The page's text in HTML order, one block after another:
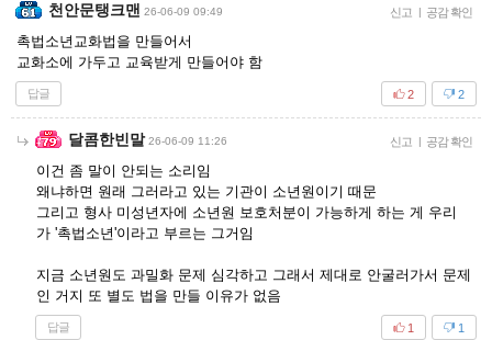
천안문탱크맨 26-06-09 09:49 신고 | 공감 확인
촉법소년교화법을 만들어서
교화소에 가두고 교육받게 만들어야 함
답글 2
2
달콤한빈말 26-06-09 11:26 신고 | 공감 확인
이건 좀 말이 안되는 소리임
왜냐하면 원래 그러라고 있는 기관이 소년원이기 때문
그리고 형사 미성년자에 소년원 보호처분이 가능하게 하는 게 우리
가 '촉법소년'이라고 부르는 그거임
지금 소년원도 과밀화 문제 심각하고 그래서 제대로 안굴러가서 문제
인 거지 또 별도 법을 만들 이유가 없음
답글 1
1